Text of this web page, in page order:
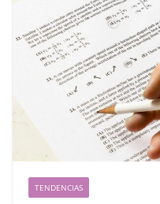
TENDENCIAS